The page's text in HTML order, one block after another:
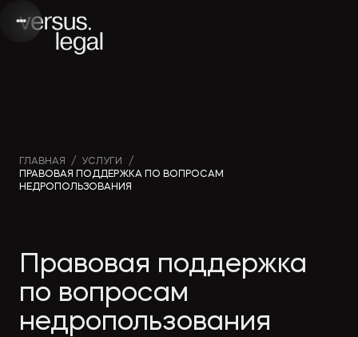
Интеллектуальная
собственность
и проектирование
Банкротство
Вебинары и
видео
компании
Публикации
ГЛАВНАЯ / УСЛУГИ
/
ПРАВОВАЯ ПОДДЕРЖКА ПО ВОПРОСАМ
НЕДРОПОЛЬЗОВАНИЯ
Правовая поддержка
по вопросам
недропользования